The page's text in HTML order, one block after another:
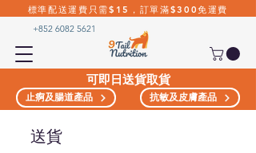
標準配送運費只需$15，訂單滿$300免運費
+852 6082 5621
可即日送貨取貨
止痾及腸道產品 抗敏及皮膚產品
送貨